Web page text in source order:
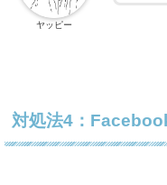
ヤッピー
対処法4：